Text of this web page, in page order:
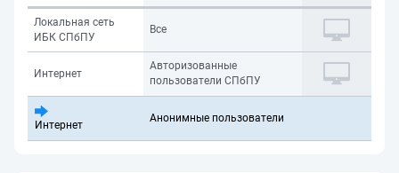
Локальная сеть
ИБК СПбПУ
Все
Интернет
Авторизованные
пользователи СПбПУ
Интернет
Анонимные пользователи